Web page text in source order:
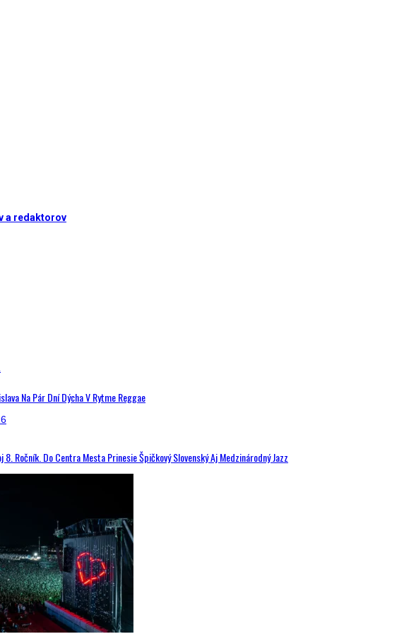
a redaktorov
Na Pár Dní Dýcha V Rytme Reggae
8. Ročník. Do Centra Mesta Prinesie Špičkový Slovenský Aj Medzinárodný Jazz